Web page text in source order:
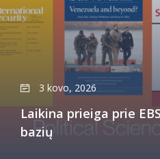
3 kovo, 2026
Laikina prieiga prie
bazių